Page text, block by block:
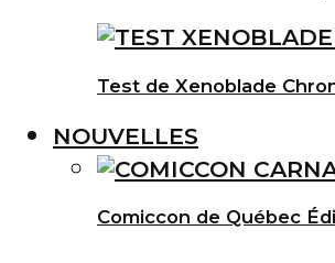
Test de Xenoblade
NOUVELLES
Comiccon de Québec